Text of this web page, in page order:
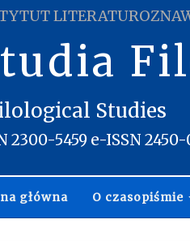
Studies
2300-5459 e-ISSN
główna O czasopiśmie